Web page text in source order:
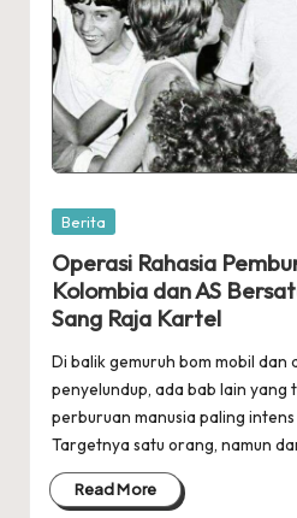
Posted
Berita
Operasi Rahasia
Kolombia dan AS
Sang Raja Kartel
Di balik gemuruh bom mobil dan
penyelundup, ada bab lain yang
perburuan manusia paling
Targetnya satu orang, namun
Read More